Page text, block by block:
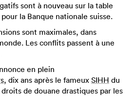
sont à nouveau sur la table
la Banque nationale suisse.
sont maximales, dans
Les conflits passent à une
en plein
, dix ans après le fameux SIHH du
de douane drastiques par les